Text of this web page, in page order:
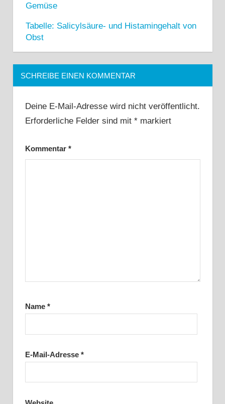
Gemüse
Tabelle: Salicylsäure- und Histamingehalt von
Obst
SCHREIBE EINEN KOMMENTAR
Deine E-Mail-Adresse wird nicht veröffentlicht.
Erforderliche Felder sind mit *markiert
Kommentar *
Name *
E-Mail-Adresse *